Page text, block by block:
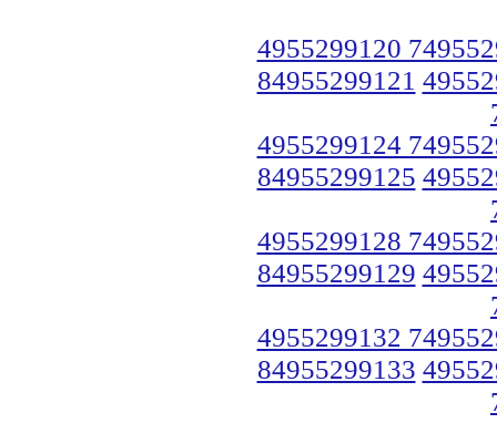
4955299120
84955299121
4955299124
84955299125
4955299128
84955299129
4955299132
84955299133